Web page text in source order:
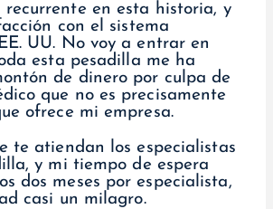
recurrente en esta historia, y
con el sistema
UU. No voy a entrar en
esta pesadilla me ha
de dinero por culpa de
que no es precisamente
ofrece mi empresa.
te atiendan los especialistas
y mi tiempo de espera
dos meses por especialista,
casi un milagro.